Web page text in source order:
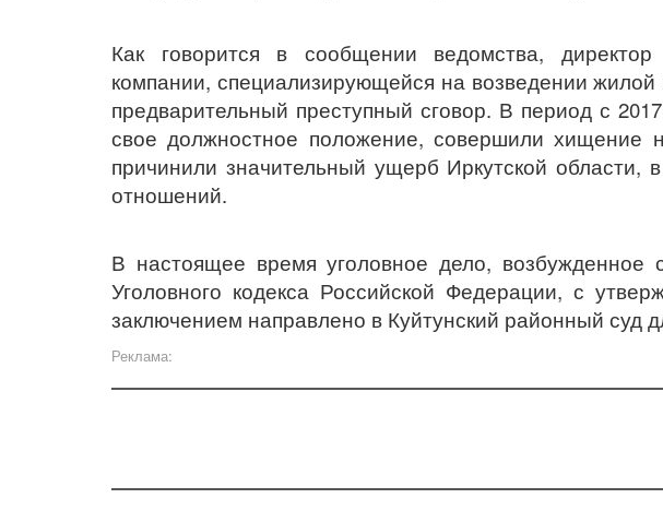
Как говорится в сообщении ведомства,
компании, специализирующейся на возведении
предварительный преступный сговор. В период с
свое должностное положение, совершили
причинили значительный ущерб Иркутской
отношений.
В настоящее время уголовное дело, возбужденное
Уголовного кодекса Российской Федерации, с
заключением направлено в Куйтунский районный суд
Реклама: